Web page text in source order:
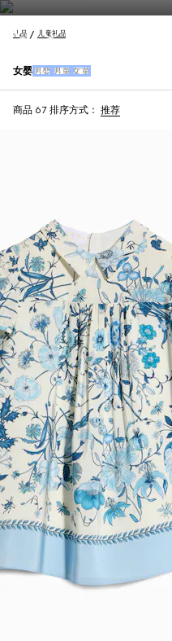
礼品 儿童礼品
女婴 男婴 男童 女童
商品 67 排序方式： 推荐